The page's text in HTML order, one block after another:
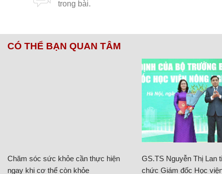
CÓ THỂ BẠN QUAN TÂM
Chăm sóc sức khỏe cần thực hiện
ngay khi cơ thể còn khỏe
GS.TS Nguyễn Thị Lan
chức Giám đốc Học